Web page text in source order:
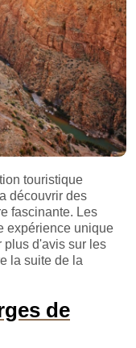
touristique
découvrir des
fascinante. Les
expérience unique
plus d'avis sur les
la suite de la
de